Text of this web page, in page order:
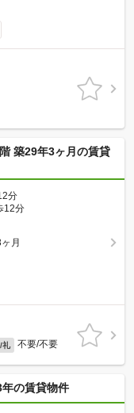
築29年3ヶ月の賃貸
分
12分
月
礼 不要/不要
の賃貸物件